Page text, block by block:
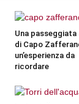
Una passeggiata
di Capo
un’esperienza da
ricordare